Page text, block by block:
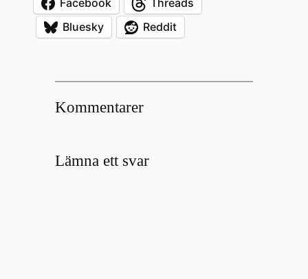
Facebook
Threads
Bluesky
Reddit
Kommentarer
Lämna ett svar